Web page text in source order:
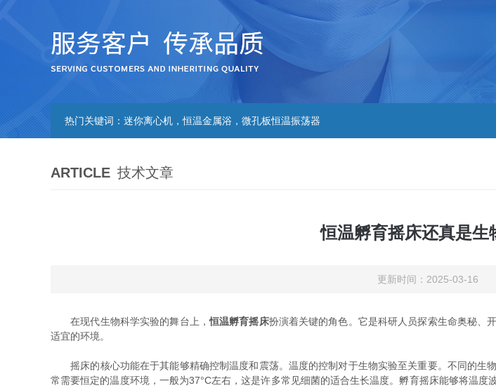
热门关键词： 迷你离心机，恒温金属浴，微孔板恒温振荡器
ARTICLE 技术文章
恒温孵育摇床还真是生
更新时间：2025-03-16
在现代生物科学实验的舞台上，恒温孵育摇床扮演着关键的角色。它是科研人员探索生命奥秘、
适宜的环境。
摇床的核心功能在于其能够精确控制温度和震荡。温度的控制对于生物实验至关重要。不同的生
常需要恒定的温度环境，一般为37°C左右，这是许多常见细菌的适合生长温度。孵育摇床能够将温